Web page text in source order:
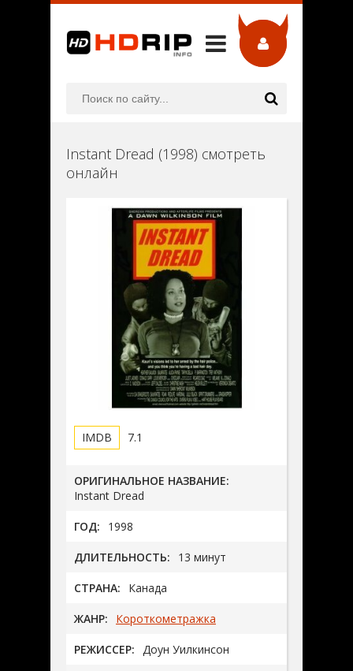
Instant Dread (1998) смотреть
онлайн
7.1
ОРИГИНАЛЬНОЕ НАЗВАНИЕ:
Instant Dread
ГОД: 1998
ДЛИТЕЛЬНОСТЬ: 13 минут
СТРАНА: Канада
ЖАНР: Короткометражка
РЕЖИССЕР: Доун Уилкинсон